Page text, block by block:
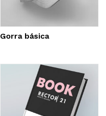
Gorra básica